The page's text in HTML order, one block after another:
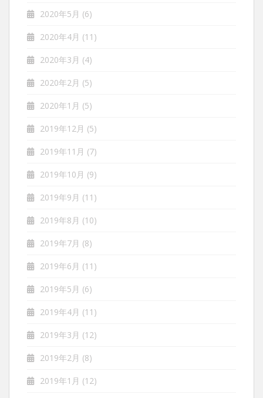
2020年5月 (6)
2020年4月 (11)
2020年3月 (4)
2020年2月 (5)
2020年1月 (5)
2019年12月 (5)
2019年11月 (7)
2019年10月 (9)
2019年9月 (11)
2019年8月 (10)
2019年7月 (8)
2019年6月 (11)
2019年5月 (6)
2019年4月 (11)
2019年3月 (12)
2019年2月 (8)
2019年1月 (12)